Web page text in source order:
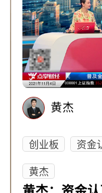
黄杰
创业板 资金
黄杰